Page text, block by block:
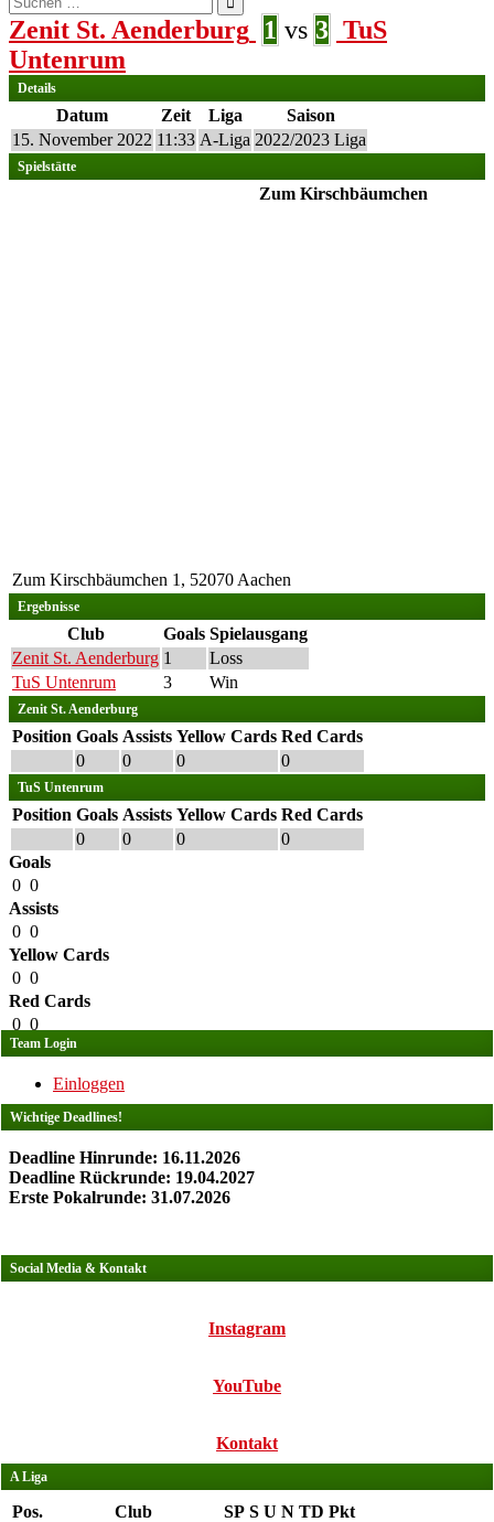
nach:
Zenit St. Aenderburg 1 vs 3 TuS
Untenrum
Details
Datum Zeit Liga
Saison
15. November 2022 11:33 A-Liga 2022/2023 Liga
Spielstätte
Zum Kirschbäumchen
Zum Kirschbäumchen 1, 52070 Aachen
Ergebnisse
Club Goals Spielausgang
Zenit St. Aenderburg 1
Loss
TuS Untenrum
3 Win
Zenit St. Aenderburg
Position Goals Assists Yellow Cards Red Cards
0
0 0 0
TuS Untenrum
Position Goals Assists Yellow Cards Red Cards
0
0 0
0
Goals
0 0
Assists
0 0
Yellow Cards
0 0
Red Cards
0 0
Team Login
Einloggen
Wichtige Deadlines!
Deadline Hinrunde: 16.11.2026
Deadline Rückrunde: 19.04.2027
Erste Pokalrunde: 31.07.2026
Social Media & Kontakt
Instagram
YouTube
Kontakt
A Liga
Pos. Club SP S U N TD Pkt